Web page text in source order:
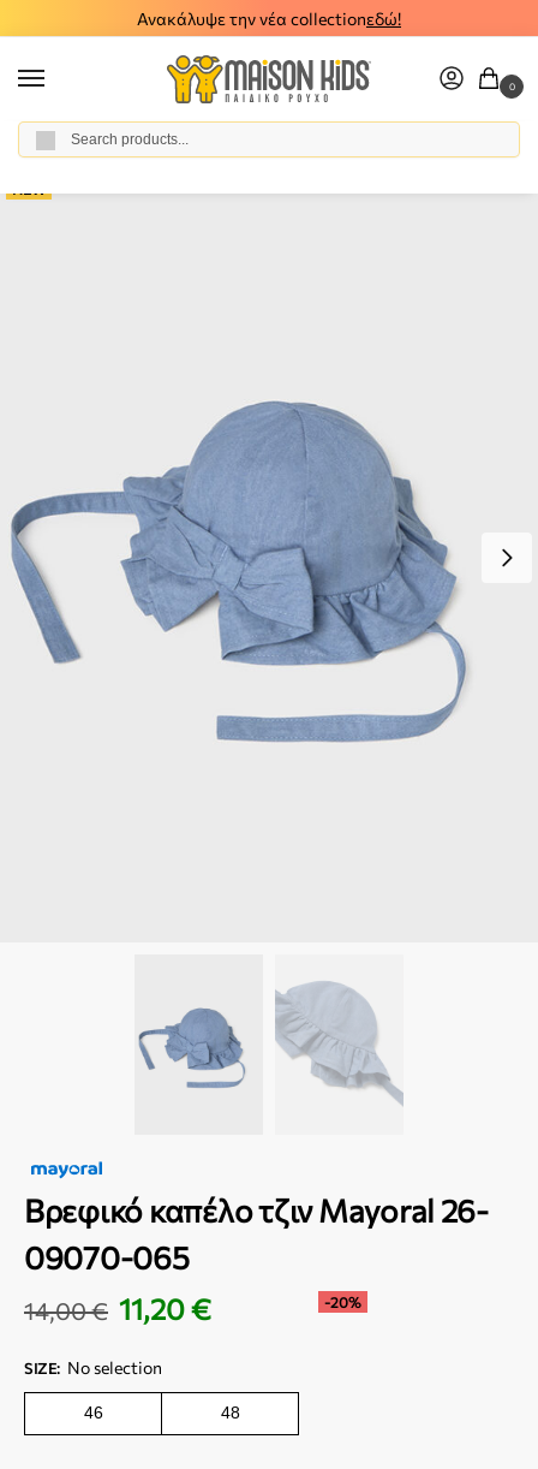
Ανακάλυψε την νέα collectionεδώ!
0
Home / Baby Girl / Accessories
Βρεφικό καπέλο τζιν Mayoral 26-
09070-065
14,00€ 11,20€ -20%
SIZE: No selection
46 48